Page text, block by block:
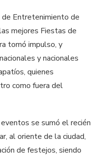
Entretenimiento de
mejores Fiestas de
tomó impulso, y
y nacionales
quienes
como fuera del
se sumó el recién
al oriente de la ciudad,
de festejos, siendo